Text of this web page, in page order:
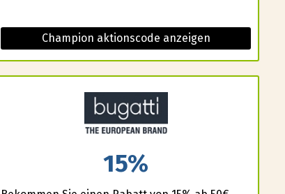
Champion aktionscode anzeigen
15%